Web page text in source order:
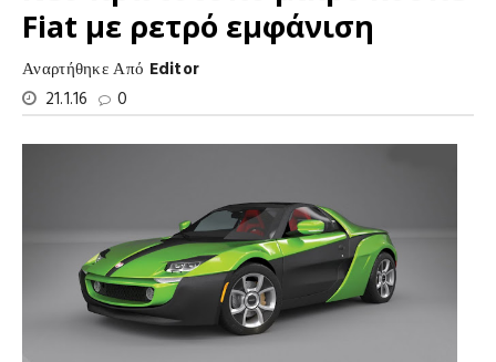
Fiat με ρετρό εμφάνιση
Αναρτήθηκε Από Editor
21.1.16
0